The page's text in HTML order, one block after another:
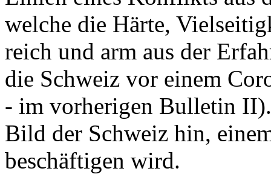
welche die Härte,
reich und arm aus der
die Schweiz vor einem
- im vorherigen Bulletin
Bild der Schweiz hin,
beschäftigen wird.